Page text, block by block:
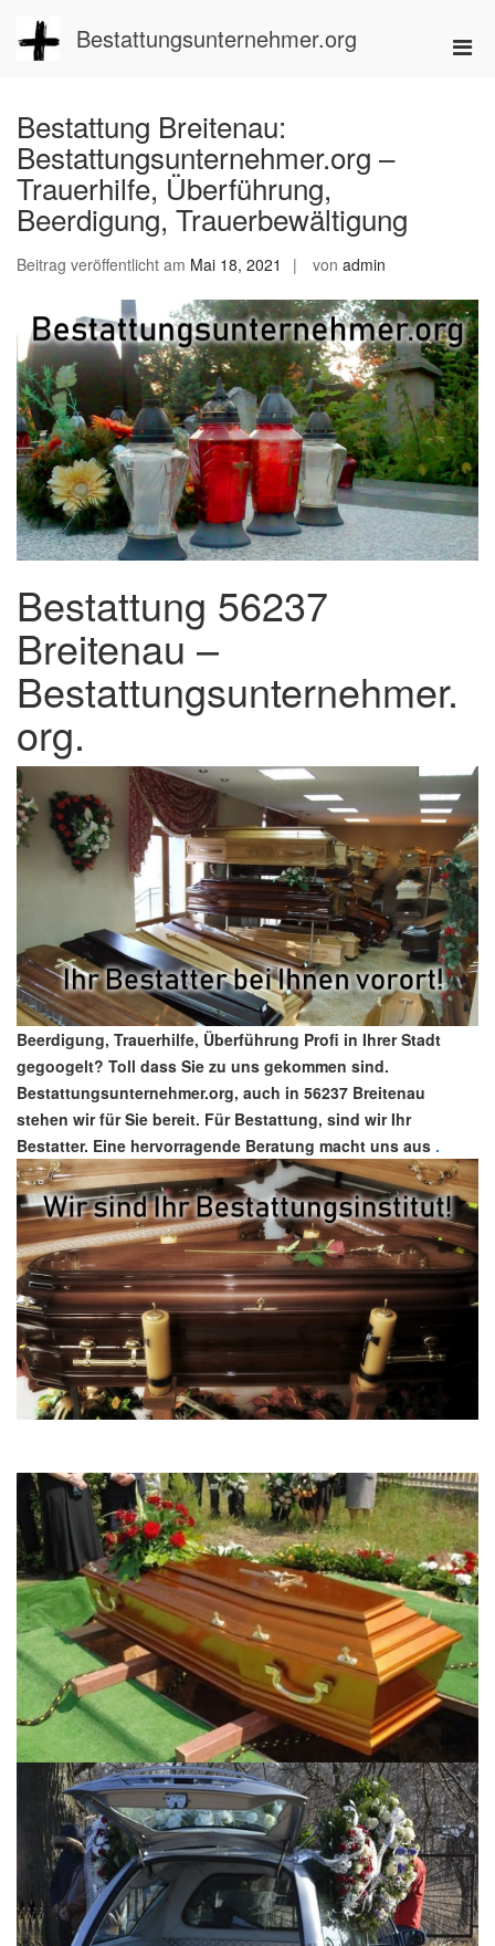
Inhalt
springen
Bestattungsunternehmer.org
Bestattung Breitenau:
Bestattungsunternehmer.org –
Trauerhilfe, Überführung,
Beerdigung, Trauerbewältigung
Beitrag veröffentlicht am Mai 18, 2021 von admin
Bestattung 56237
Breitenau –
Bestattungsunternehmer.
org.
Beerdigung, Trauerhilfe, Überführung Profi in Ihrer Stadt
gegoogelt? Toll dass Sie zu uns gekommen sind.
Bestattungsunternehmer.org, auch in 56237 Breitenau
stehen wir für Sie bereit. Für Bestattung, sind wir Ihr
Bestatter. Eine hervorragende Beratung macht uns aus .